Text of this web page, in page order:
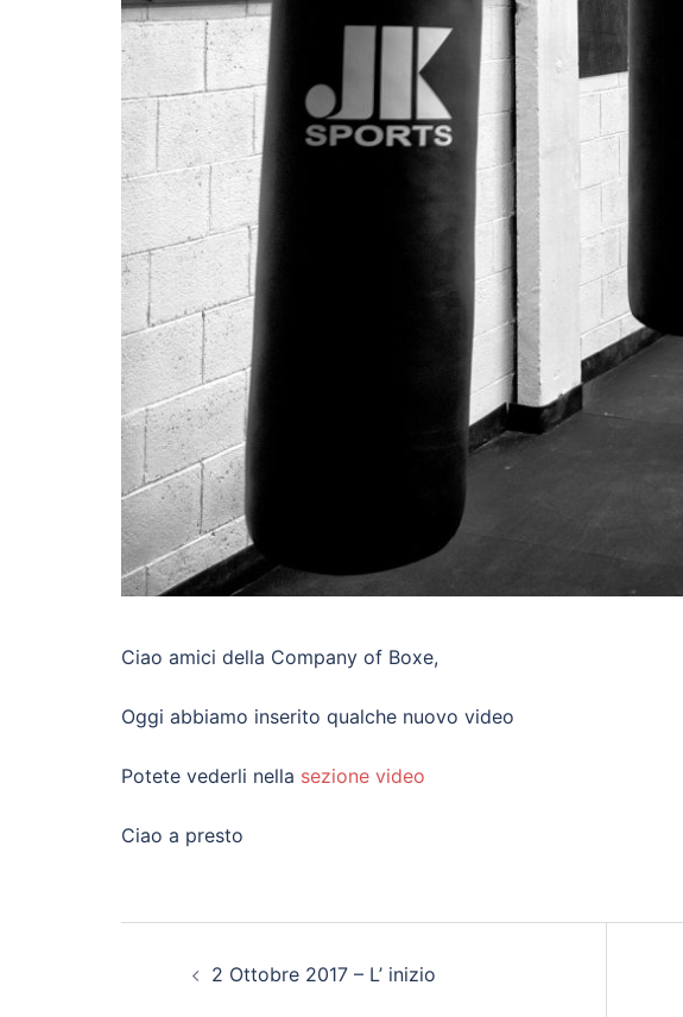
Ciao amici della Company of Boxe,
Oggi abbiamo inserito qualche nuovo video
Potete vederli nella sezione video
Ciao a presto
Navigazione
2 Ottobre 2017 – L’ inizio